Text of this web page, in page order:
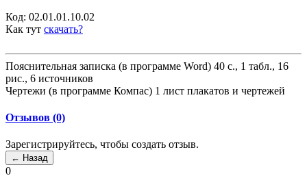
Код: 02.01.01.10.02
Как тут скачать?
Пояснительная записка (в программе Word) 40 с., 1 табл., 16
рис., 6 источников
Чертежи (в программе Компас) 1 лист плакатов и чертежей
Отзывов (0)
Зарегистрируйтесь, чтобы создать отзыв.
0